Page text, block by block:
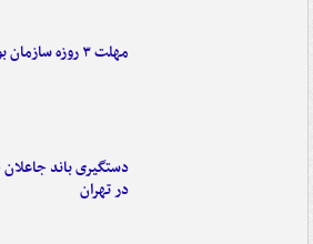
مهلت ۳ روزه سازمان بورس به هلدینگ خلیج فارس
دستگیری باند
در تهران